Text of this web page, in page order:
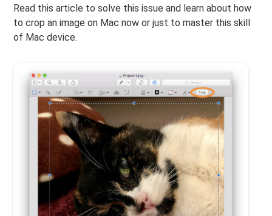
Read this article to solve this issue and learn about how
to crop an image on Mac now or just to master this skill
of Mac device.